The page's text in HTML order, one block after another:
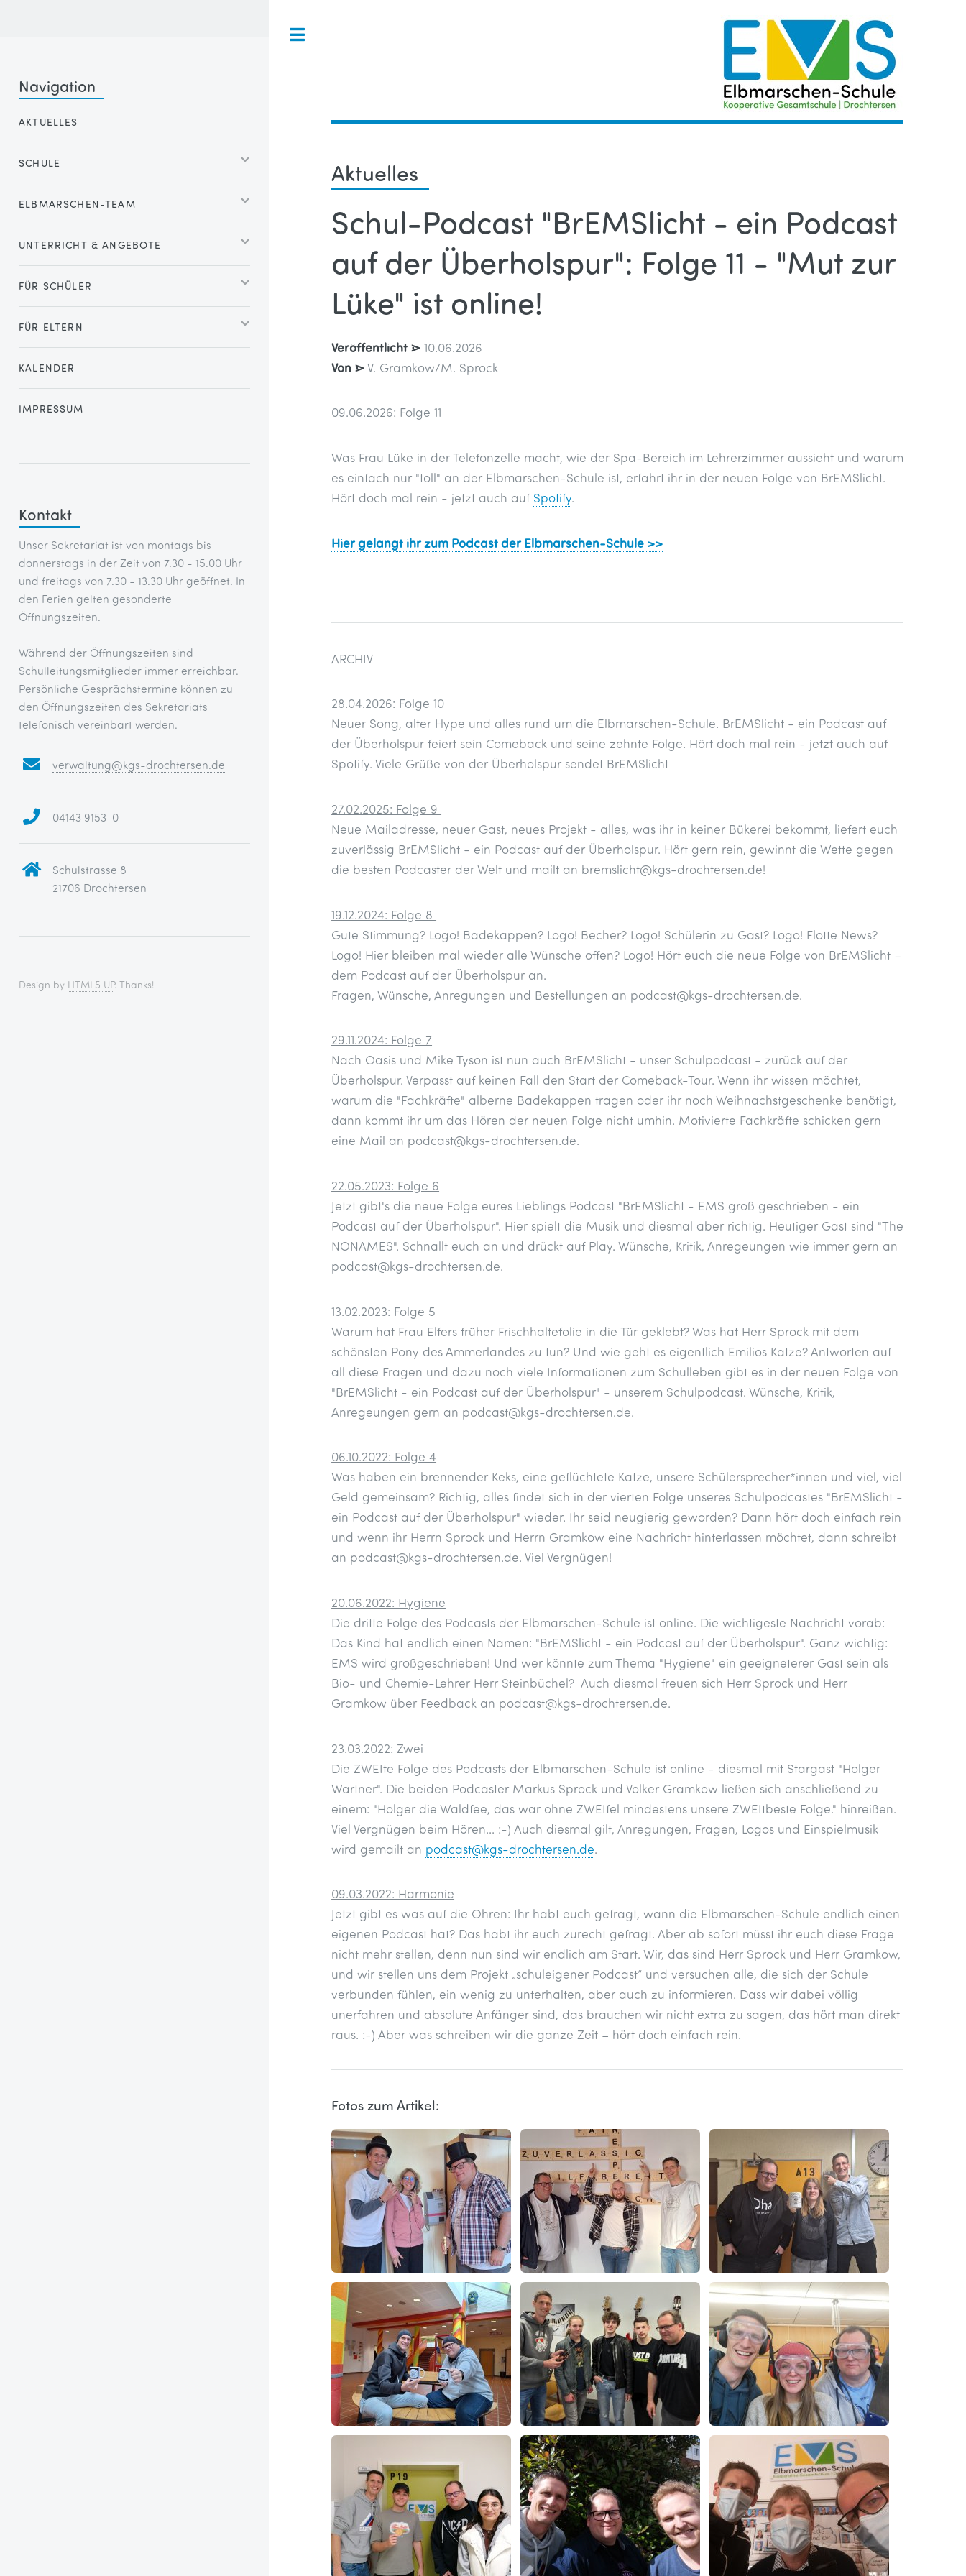
Aktuelles
Schul-Podcast "BrEMSlicht - ein Podcast
auf der Überholspur": Folge 11 - "Mut zur
Lüke" ist online!
Veröffentlicht ⋗ 10.06.2026
Von ⋗V. Gramkow/M. Sprock
09.06.2026: Folge 11
Was Frau Lüke in der Telefonzelle macht, wie der Spa-Bereich im Lehrerzimmer aussieht und warum
es einfach nur "toll" an der Elbmarschen-Schule ist, erfahrt ihr in der neuen Folge von BrEMSlicht.
Hört doch mal rein - jetzt auch auf Spotify.
Hier gelangt ihr zum Podcast der Elbmarschen-Schule >>
ARCHIV
28.04.2026: Folge 10
Neuer Song, alter Hype und alles rund um die Elbmarschen-Schule. BrEMSlicht - ein Podcast auf
der Überholspur feiert sein Comeback und seine zehnte Folge. Hört doch mal rein - jetzt auch auf
Spotify. Viele Grüße von der Überholspur sendet BrEMSlicht
27.02.2025: Folge 9
Neue Mailadresse, neuer Gast, neues Projekt - alles, was ihr in keiner Bükerei bekommt, liefert euch
zuverlässig BrEMSlicht - ein Podcast auf der Überholspur. Hört gern rein, gewinnt die Wette gegen
die besten Podcaster der Welt und mailt an bremslicht@kgs-drochtersen.de!
19.12.2024: Folge 8
Gute Stimmung? Logo! Badekappen? Logo! Becher? Logo! Schülerin zu Gast? Logo! Flotte News?
Logo! Hier bleiben mal wieder alle Wünsche offen? Logo! Hört euch die neue Folge von BrEMSlicht –
dem Podcast auf der Überholspur an.
Fragen, Wünsche, Anregungen und Bestellungen an podcast@kgs-drochtersen.de.
29.11.2024: Folge 7
Nach Oasis und Mike Tyson ist nun auch BrEMSlicht - unser Schulpodcast - zurück auf der
Überholspur. Verpasst auf keinen Fall den Start der Comeback-Tour. Wenn ihr wissen möchtet,
warum die "Fachkräfte" alberne Badekappen tragen oder ihr noch Weihnachstgeschenke benötigt,
dann kommt ihr um das Hören der neuen Folge nicht umhin. Motivierte Fachkräfte schicken gern
eine Mail an podcast@kgs-drochtersen.de.
22.05.2023: Folge 6
Jetzt gibt's die neue Folge eures Lieblings Podcast "BrEMSlicht - EMS groß geschrieben - ein
Podcast auf der Überholspur". Hier spielt die Musik und diesmal aber richtig. Heutiger Gast sind "The
NONAMES". Schnallt euch an und drückt auf Play. Wünsche, Kritik, Anregeungen wie immer gern an
podcast@kgs-drochtersen.de.
13.02.2023: Folge 5
Warum hat Frau Elfers früher Frischhaltefolie in die Tür geklebt? Was hat Herr Sprock mit dem
schönsten Pony des Ammerlandes zu tun? Und wie geht es eigentlich Emilios Katze? Antworten auf
all diese Fragen und dazu noch viele Informationen zum Schulleben gibt es in der neuen Folge von
"BrEMSlicht - ein Podcast auf der Überholspur" - unserem Schulpodcast. Wünsche, Kritik,
Anregeungen gern an podcast@kgs-drochtersen.de.
06.10.2022: Folge 4
Was haben ein brennender Keks, eine geflüchtete Katze, unsere Schülersprecher*innen und viel, viel
Geld gemeinsam? Richtig, alles findet sich in der vierten Folge unseres Schulpodcastes "BrEMSlicht -
ein Podcast auf der Überholspur" wieder. Ihr seid neugierig geworden? Dann hört doch einfach rein
und wenn ihr Herrn Sprock und Herrn Gramkow eine Nachricht hinterlassen möchtet, dann schreibt
an podcast@kgs-drochtersen.de. Viel Vergnügen!
20.06.2022: Hygiene
Die dritte Folge des Podcasts der Elbmarschen-Schule ist online. Die wichtigeste Nachricht vorab:
Das Kind hat endlich einen Namen: "BrEMSlicht - ein Podcast auf der Überholspur". Ganz wichtig:
EMS wird großgeschrieben! Und wer könnte zum Thema "Hygiene" ein geeigneterer Gast sein als
Bio- und Chemie-Lehrer Herr Steinbüchel? Auch diesmal freuen sich Herr Sprock und Herr
Gramkow über Feedback an podcast@kgs-drochtersen.de.
23.03.2022: Zwei
Die ZWEIte Folge des Podcasts der Elbmarschen-Schule ist online - diesmal mit Stargast "Holger
Wartner". Die beiden Podcaster Markus Sprock und Volker Gramkow ließen sich anschließend zu
einem: "Holger die Waldfee, das war ohne ZWEIfel mindestens unsere ZWEItbeste Folge." hinreißen.
Viel Vergnügen beim Hören... :-) Auch diesmal gilt, Anregungen, Fragen, Logos und Einspielmusik
wird gemailt an podcast@kgs-drochtersen.de.
09.03.2022: Harmonie
Jetzt gibt es was auf die Ohren: Ihr habt euch gefragt, wann die Elbmarschen-Schule endlich einen
eigenen Podcast hat? Das habt ihr euch zurecht gefragt. Aber ab sofort müsst ihr euch diese Frage
nicht mehr stellen, denn nun sind wir endlich am Start. Wir, das sind Herr Sprock und Herr Gramkow,
und wir stellen uns dem Projekt „schuleigener Podcast“ und versuchen alle, die sich der Schule
verbunden fühlen, ein wenig zu unterhalten, aber auch zu informieren. Dass wir dabei völlig
unerfahren und absolute Anfänger sind, das brauchen wir nicht extra zu sagen, das hört man direkt
raus. :-) Aber was schreiben wir die ganze Zeit – hört doch einfach rein.
Fotos zum Artikel:
Navigation
AKTUELLES
SCHULE
ELBMARSCHEN-TEAM
UNTERRICHT & ANGEBOTE
FÜR SCHÜLER
FÜR ELTERN
KALENDER
IMPRESSUM
Kontakt
Unser Sekretariat ist von montags bis
donnerstags in der Zeit von 7.30 - 15.00 Uhr
und freitags von 7.30 - 13.30 Uhr geöffnet. In
den Ferien gelten gesonderte
Öffnungszeiten.
Während der Öffnungszeiten sind
Schulleitungsmitglieder immer erreichbar.
Persönliche Gesprächstermine können zu
den Öffnungszeiten des Sekretariats
telefonisch vereinbart werden.
verwaltung@kgs-drochtersen.de
04143 9153-0
Schulstrasse 8
21706 Drochtersen
Design by HTML5 UP. Thanks!